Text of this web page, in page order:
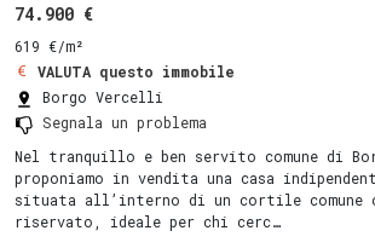
74.900 €
619 €/m²
VALUTA questo immobile
Borgo Vercelli
Segnala un problema
Nel tranquillo e ben servito comune di
proponiamo in vendita una casa
situata all’interno di un cortile comune
riservato, ideale per chi cerc…